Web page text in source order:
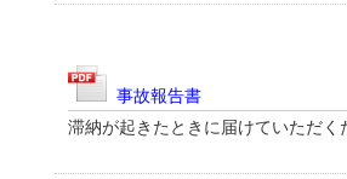
事故報告書
滞納が起きたときに届けていただく